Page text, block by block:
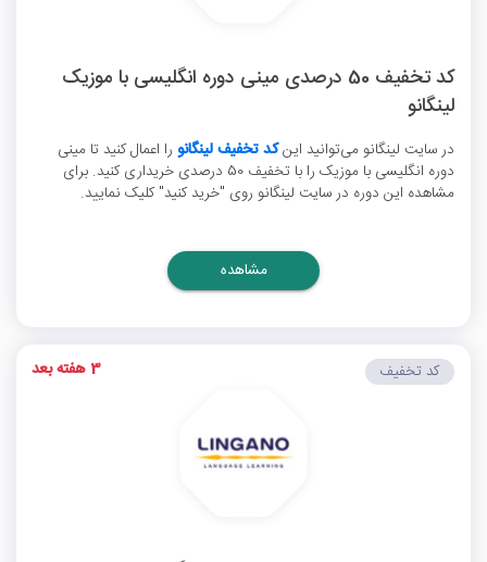
کد تخفیف 50 درصدی مینی دوره انگلیسی با موزیک
لینگانو
در سایت لینگانو می‌توانید اینکد تخفیف لینگانو را اعمال کنید تا مینی
دوره انگلیسی با موزیک را با تخفیف 50 درصدی خریداری کنید. برای
مشاهده این دوره در سایت لینگانو روی "خرید کنید" کلیک نمایید.
مشاهده
کد تخفیف 3 هفته بعد